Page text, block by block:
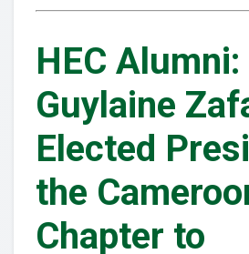
HEC Alumni:
Guylaine
Elected
the
Chapter to